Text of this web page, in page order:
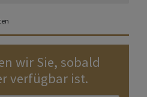
wir Sie, sobald
verfügbar ist.